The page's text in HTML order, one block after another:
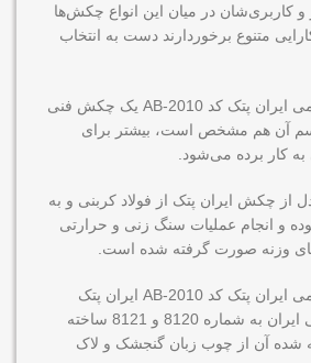
و کاربری‌شان در میان این انواع چکش‌ها
متنوع برخوردارند دست به انتخاب
چکش مهندسی 50 گرمی ایران پتک کد AB-2010 یک چکش فنی
آن هم مشخص است، بیشتر برای
کار برده می‌شود.
از چکش ایران پتک از فولاد کربنی و به
و انجام عملیات سنگ زنی و حرارتی
وزنه صورت گرفته شده است.
چکش مهندسی 50 گرمی ایران پتک کد AB-2010 ایران پتک
مطابق با استاندارد ملی ایران به شماره 8120 و 8121 ساخته
شده آن از چوب زبان گنجشک و لاک